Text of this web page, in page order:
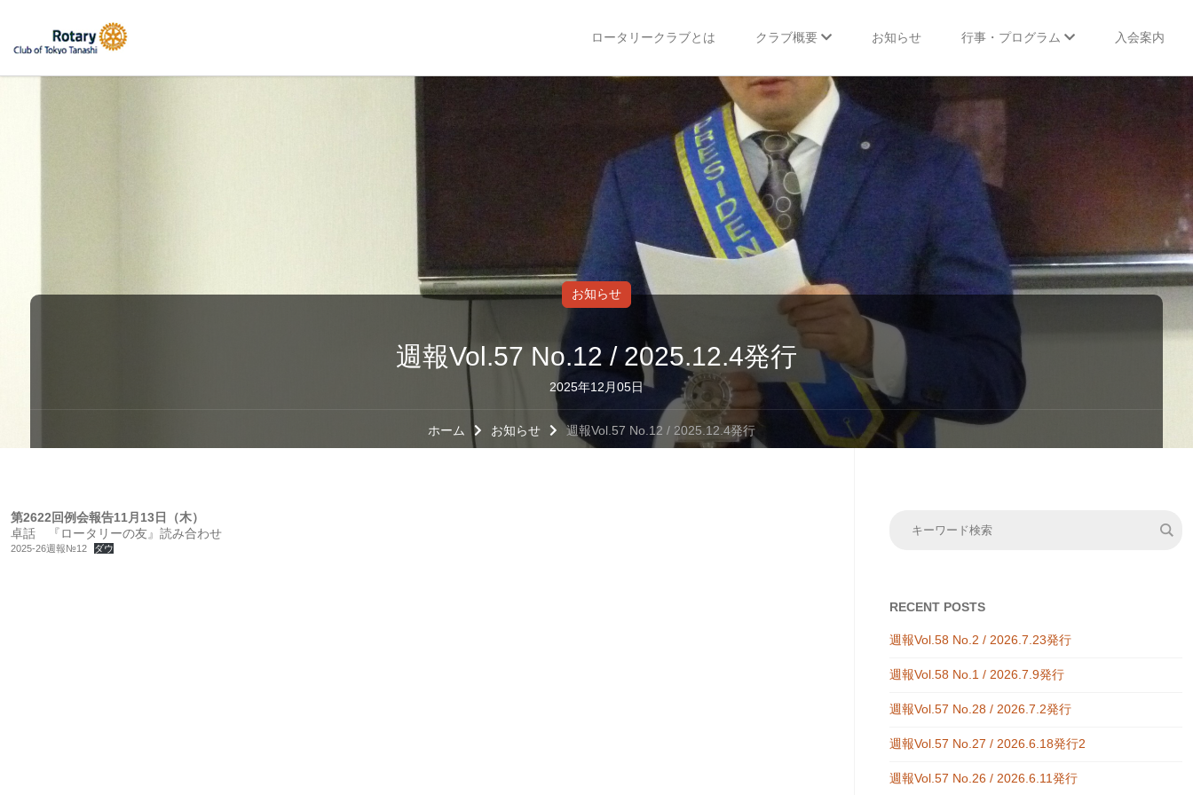
ロータリークラブとは クラブ概要 お知らせ 行事・プログラム 入会案内
週報Vol.57 No.12 / 2025.12.4発行
お知らせ
2025年12月05日
ホーム お知らせ 週報Vol.57 No.12 / 2025.12.4発行
第2622回例会報告11月13日（木）
卓話 『ロータリーの友』読み合わせ
2025-26週報№12 ダウ
RECENT POSTS
週報Vol.58 No.2 / 2026.7.23発行
週報Vol.58 No.1 / 2026.7.9発行
週報Vol.57 No.28 / 2026.7.2発行
週報Vol.57 No.27 / 2026.6.18発行2
週報Vol.57 No.26 / 2026.6.11発行